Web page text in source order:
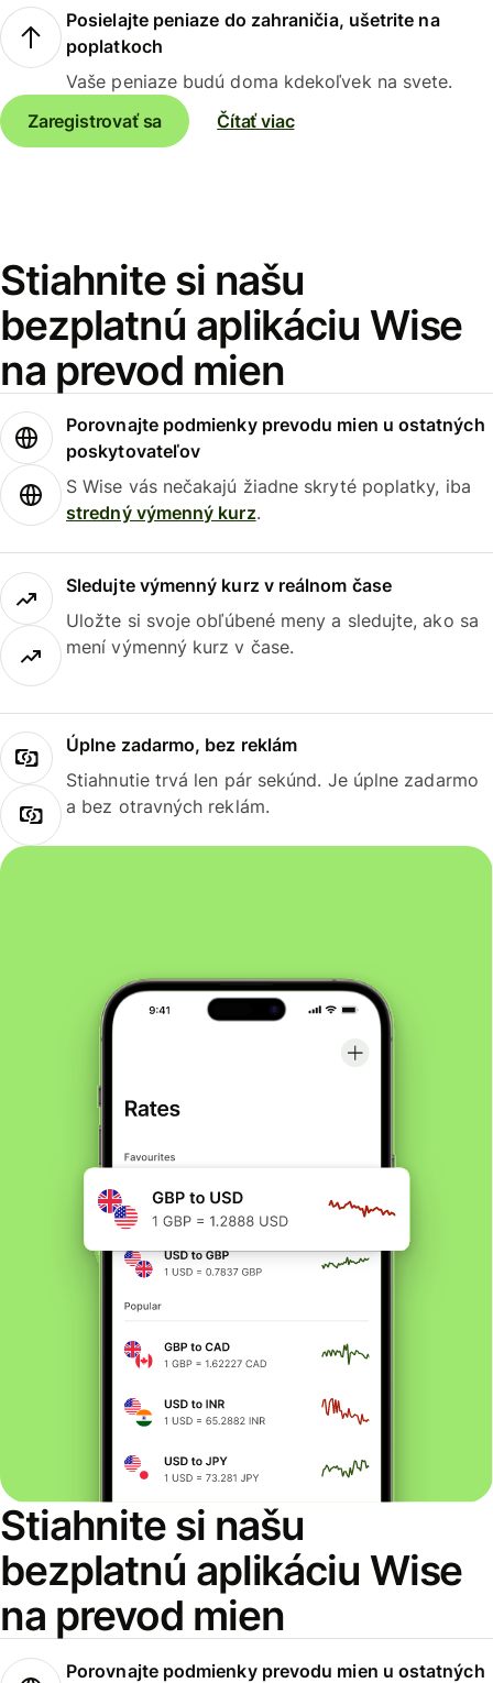
Posielajte peniaze do zahraničia, ušetrite na
poplatkoch
Vaše peniaze budú doma kdekoľvek na svete.
Zaregistrovať sa
Čítať viac
Stiahnite si našu
bezplatnú aplikáciu Wise
na prevod mien
Porovnajte podmienky prevodu mien u ostatných
poskytovateľov
S Wise vás nečakajú žiadne skryté poplatky, iba
stredný výmenný kurz.
Sledujte výmenný kurz v reálnom čase
Uložte si svoje obľúbené meny a sledujte, ako sa
mení výmenný kurz v čase.
Úplne zadarmo, bez reklám
Stiahnutie trvá len pár sekúnd. Je úplne zadarmo
a bez otravných reklám.
Stiahnite si našu
bezplatnú aplikáciu Wise
na prevod mien
Porovnajte podmienky prevodu mien u ostatných